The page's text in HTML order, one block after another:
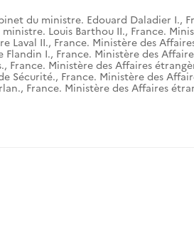
du ministre. Edouard Daladier I.,
Louis Barthou II., France.
Laval II., France. Ministère des
Flandin I., France. Ministère des
, France. Ministère des Affaires
Sécurité., France. Ministère des
, France. Ministère des Affaires